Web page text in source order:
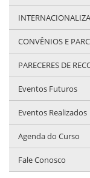
CONVÊNIOS E
PARECERES DE
Eventos Futuros
Eventos Realizados
Agenda do Curso
Fale Conosco